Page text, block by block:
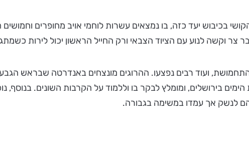
בכיבוש יעד כזה, בו נמצאים עשרות לוחמי אויב מחופרים
וקשה לנוע עם הציוד הצבאי ורק החייל הראשון יכול לירות
ועוד רבים נפצעו. ההרוגים מונצחים באנדרטה שבראש
בירושלים, ומומלץ לבקר בו וללמוד על הקרבות השונים. בנוסף,
לנשק אך עמדו במשימה בגבורה.